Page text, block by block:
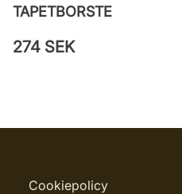
TAPETBORSTE
274 SEK
Cookiepolicy